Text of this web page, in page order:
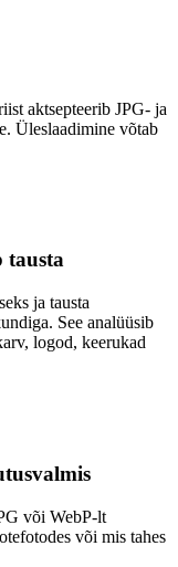
aktsepteerib JPG- ja
Üleslaadimine võtab
tausta
ja tausta
See analüüsib
logod, keerukad
või WebP-lt
või mis tahes